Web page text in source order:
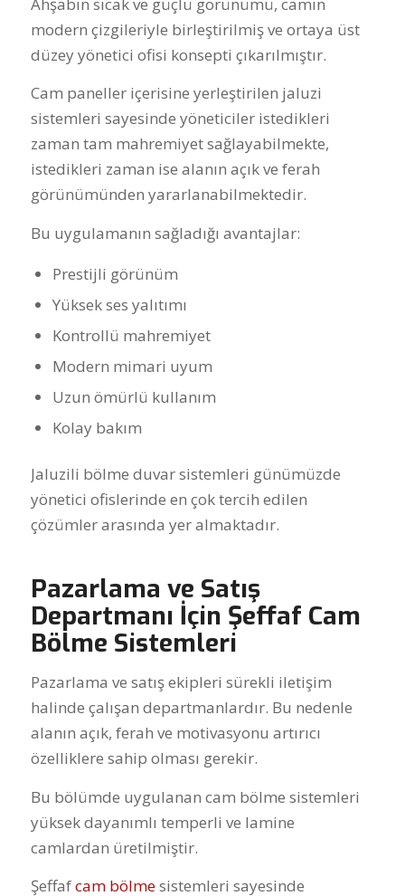
modern çizgileriyle birleştirilmiş ve ortaya üst
düzey yönetici ofisi konsepti çıkarılmıştır.
Cam paneller içerisine yerleştirilen jaluzi
sistemleri sayesinde yöneticiler istedikleri
zaman tam mahremiyet sağlayabilmekte,
istedikleri zaman ise alanın açık ve ferah
görünümünden yararlanabilmektedir.
Bu uygulamanın sağladığı avantajlar:
Prestijli görünüm
Yüksek ses yalıtımı
Kontrollü mahremiyet
Modern mimari uyum
Uzun ömürlü kullanım
Kolay bakım
Jaluzili bölme duvar sistemleri günümüzde
yönetici ofislerinde en çok tercih edilen
çözümler arasında yer almaktadır.
Pazarlama ve Satış
Departmanı İçin Şeffaf Cam
Bölme Sistemleri
Pazarlama ve satış ekipleri sürekli iletişim
halinde çalışan departmanlardır. Bu nedenle
alanın açık, ferah ve motivasyonu artırıcı
özelliklere sahip olması gerekir.
Bu bölümde uygulanan cam bölme sistemleri
yüksek dayanımlı temperli ve lamine
camlardan üretilmiştir.
Şeffafcam bölmesistemleri sayesinde